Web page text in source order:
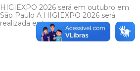
HIGIEXPO 2026 será em outubro em
São Paulo A HIGIEXPO 2026 será
realizada entre os